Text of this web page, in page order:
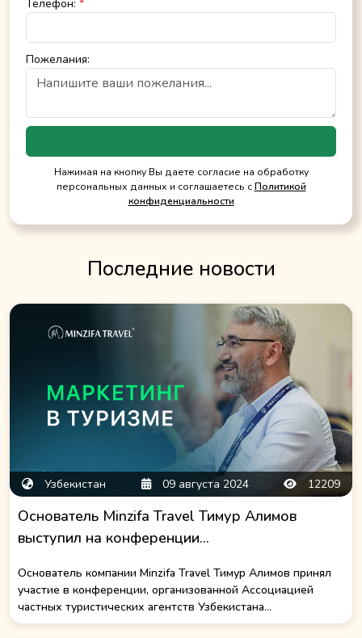
Телефон: *
Пожелания:
Нажимая на кнопку Вы даете согласие на обработку
персональных данных и соглашаетесь сПолитикой
конфиденциальности
Последние новости
Узбекистан 09 августа 2024 12209
Основатель Minzifa Travel Тимур Алимов
выступил на конференции...
Основатель компании Minzifa Travel Тимур Алимов принял
участие в конференции, организованной Ассоциацией
частных туристических агентств Узбекистана...